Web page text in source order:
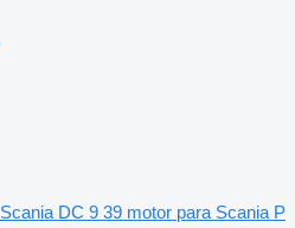
Scania DC 9 39 motor para Scania P